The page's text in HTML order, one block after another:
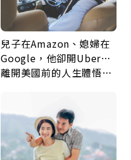
兒子在Amazon、媳婦在
Google，他卻開Uber…
離開美國前的人生體悟：